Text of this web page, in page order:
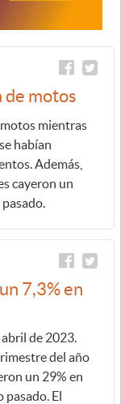
de motos
mientras
habían
Además,
cayeron un
7,3% en
de 2023.
del año
un 29% en
pasado. El